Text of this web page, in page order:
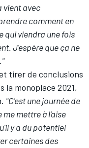
vient avec
comment en
qui viendra une fois
J'espère que ça ne
tirer de conclusions
la monoplace 2021,
"C'est une journée de
me mettre à l'aise
y a du potentiel
certaines des